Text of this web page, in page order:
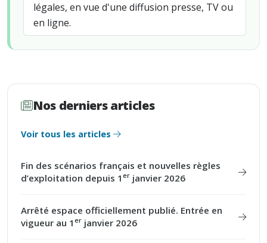
légales, en vue d'une diffusion presse, TV ou
en ligne.
Nos derniers articles
Voir tous les articles
Fin des scénarios français et nouvelles règles
d’exploitation depuis 1er janvier 2026
Arrêté espace officiellement publié. Entrée en
vigueur au 1er janvier 2026